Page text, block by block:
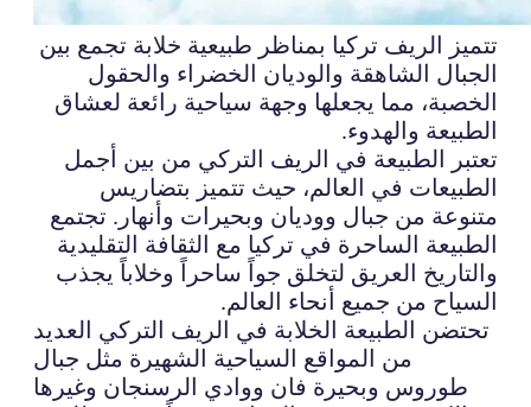
تتميز الريف تركيا بمناظر طبيعية خلابة تجمع بين
الجبال الشاهقة والوديان الخضراء والحقول
الخصبة، مما يجعلها وجهة سياحية رائعة لعشاق
الطبيعة والهدوء.
تعتبر الطبيعة في الريف التركي من بين أجمل
الطبيعات في العالم، حيث تتميز بتضاريس
متنوعة من جبال ووديان وبحيرات وأنهار. تجتمع
الطبيعة الساحرة في تركيا مع الثقافة التقليدية
والتاريخ العريق لتخلق جواً ساحراً وخلاباً يجذب
السياح من جميع أنحاء العالم.
تحتضن الطبيعة الخلابة في الريف التركي العديد
من المواقع السياحية الشهيرة مثل جبال
طوروس وبحيرة فان ووادي الرسنجان وغيرها